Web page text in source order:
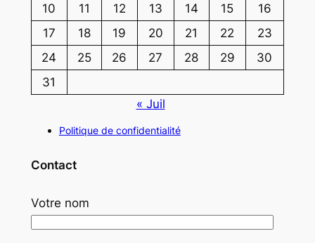
10
11 12 13 14 15
16
17
18 19 20 21 22
23
24
25 26 27 28 29
30
31
« Juil
Politique de confidentialité
Contact
Votre nom